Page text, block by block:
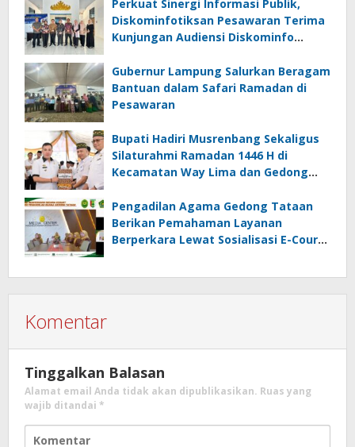
Perkuat Sinergi Informasi Publik,
Diskominfotiksan Pesawaran Terima
Kunjungan Audiensi Diskominfo
Gubernur Lampung Salurkan Beragam
Bantuan dalam Safari Ramadan di
Pesawaran
Bupati Hadiri Musrenbang Sekaligus
Silaturahmi Ramadan 1446 H di
Kecamatan Way Lima dan Gedong
Pengadilan Agama Gedong Tataan
Berikan Pemahaman Layanan
Berperkara Lewat Sosialisasi E-Court
Komentar
Tinggalkan Balasan
Alamat email Anda tidak akan dipublikasikan. Ruas yang
wajib ditandai *